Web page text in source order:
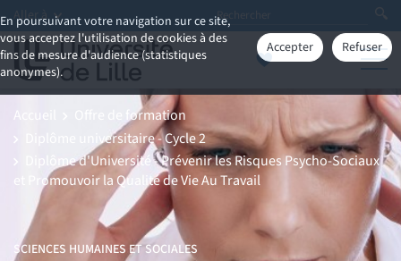
En poursuivant votre navigation sur ce site,
vous acceptez l'utilisation de cookies à des
fins de mesure d'audience (statistiques
anonymes).
Accepter Refuser
Aller à
Accueil
Offre de formation
Diplôme universitaire - Cycle 2
Diplôme d'Université - Prévenir les Risques Psycho-Sociaux
et Promouvoir la Qualité de Vie Au Travail
SCIENCES HUMAINES ET SOCIALES